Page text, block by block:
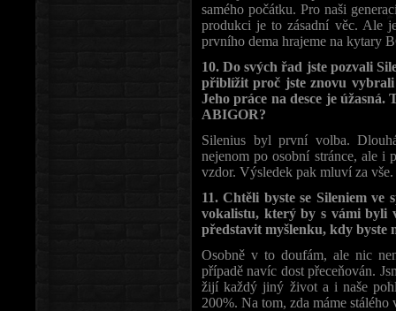
samého počátku. Pro naši
produkci je to zásadní věc. Ale
prvního dema hrajeme na kytary
10. Do svých řad jste pozvali
přiblížit proč jste znovu
Jeho práce na desce je
ABIGOR?
Silenius byl první volba.
nejenom po osobní stránce, ale
vzdor. Výsledek pak mluví za
11. Chtěli byste se Sileniem ve
vokalistu, který by s vámi byli
představit myšlenku, kdy byste
Osobně v to doufám, ale nic
případě navíc dost přeceňován.
žijí každý jiný život a i naše
200%. Na tom, zda máme